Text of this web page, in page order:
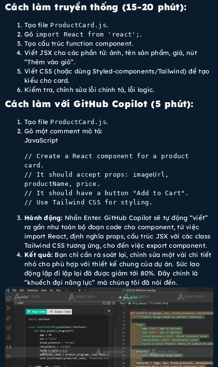
Cách làm truyền thống (15-20 phút):
Tạo file ProductCard.js.
Gõ import React from 'react'; .
Tạo cấu trúc function component.
Viết JSX cho các phần tử: ảnh, tên sản phẩm, giá, nút
“Thêm vào giỏ”.
Viết CSS (hoặc dùng Styled-components/Tailwind) để tạo
kiểu cho card.
Kiểm tra, chỉnh sửa lỗi chính tả, lỗi logic.
Cách làm với GitHub Copilot (5 phút):
Tạo file ProductCard.js.
Gõ một comment mô tả:
JavaScript
// Create a React component for a product
card.
// It should accept props: imageUrl,
productName, price.
// It should have a button "Add to Cart".
// Use Tailwind CSS for styling.
Hành động: Nhấn Enter. GitHub Copilot sẽ tự động “viết”
ra gần như toàn bộ đoạn code cho component, từ việc
import React, định nghĩa props, cấu trúc JSX với các class
Tailwind CSS tương ứng, cho đến việc export component.
Kết quả: Bạn chỉ cần rà soát lại, chỉnh sửa một vài chi tiết
nhỏ cho phù hợp với thiết kế chung của dự án. Sức lao
động lặp đi lặp lại đã được giảm tới 80%. Đây chính là
“khuếch đại năng lực” mà chúng tôi đã nói đến.